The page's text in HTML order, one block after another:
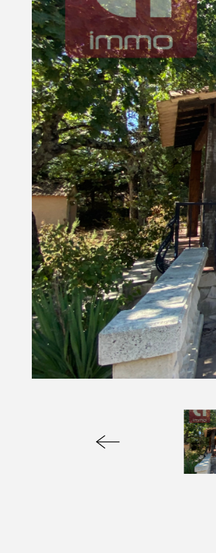
© Copyright 2021 Ci-immo - Tous droits